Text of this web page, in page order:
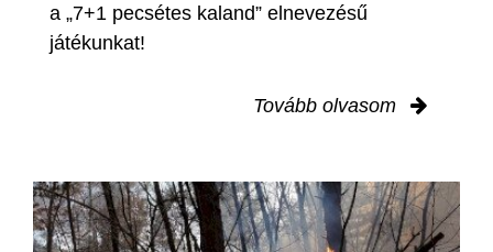
a „7+1 pecsétes kaland” elnevezésű
játékunkat!
Tovább olvasom